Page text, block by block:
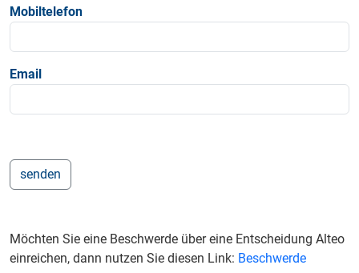
Mobiltelefon
Email
Möchten Sie eine Beschwerde über eine Entscheidung Alteo
einreichen, dann nutzen Sie diesen Link: Beschwerde